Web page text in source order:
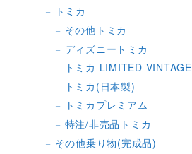
トミカ
その他トミカ
ディズニートミカ
トミカ LIMITED VINTAGE
トミカ(日本製)
トミカプレミアム
特注/非売品トミカ
その他乗り物(完成品)